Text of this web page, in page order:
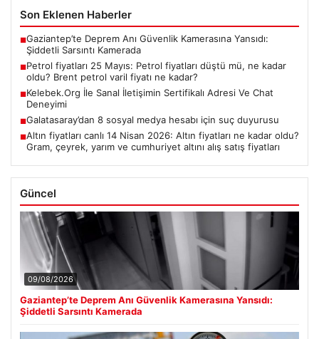
Son Eklenen Haberler
■Gaziantep’te Deprem Anı Güvenlik Kamerasına Yansıdı:
Şiddetli Sarsıntı Kamerada
■Petrol fiyatları 25 Mayıs: Petrol fiyatları düştü mü, ne kadar
oldu? Brent petrol varil fiyatı ne kadar?
■Kelebek.Org İle Sanal İletişimin Sertifikalı Adresi Ve Chat
Deneyimi
■Galatasaray’dan 8 sosyal medya hesabı için suç duyurusu
■Altın fiyatları canlı 14 Nisan 2026: Altın fiyatları ne kadar oldu?
Gram, çeyrek, yarım ve cumhuriyet altını alış satış fiyatları
Güncel
09/08/2026
Gaziantep’te Deprem Anı Güvenlik Kamerasına Yansıdı:
Şiddetli Sarsıntı Kamerada